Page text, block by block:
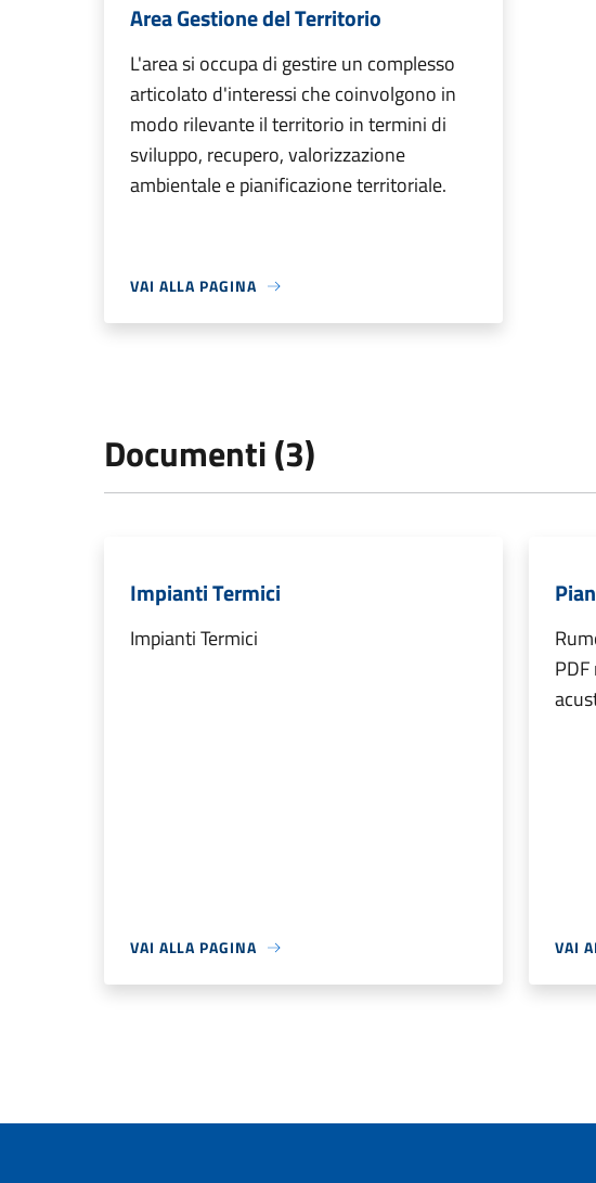
Area Gestione del Territorio
L'area si occupa di gestire un complesso
articolato d'interessi che coinvolgono in
modo rilevante il territorio in termini di
sviluppo, recupero, valorizzazione
ambientale e pianificazione territoriale.
VAI ALLA PAGINA
Documenti (3)
Impianti Termici
Impianti Termici
VAI ALLA PAGINA VAI